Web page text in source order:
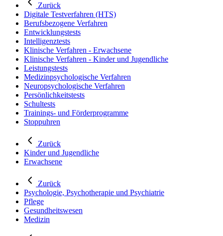
Zurück
Digitale Testverfahren (HTS)
Berufsbezogene Verfahren
Entwicklungstests
Intelligenztests
Klinische Verfahren - Erwachsene
Klinische Verfahren - Kinder und Jugendliche
Leistungstests
Medizinpsychologische Verfahren
Neuropsychologische Verfahren
Persönlichkeitstests
Schultests
Trainings- und Förderprogramme
Stoppuhren
Zurück
Kinder und Jugendliche
Erwachsene
Zurück
Psychologie, Psychotherapie und Psychiatrie
Pflege
Gesundheitswesen
Medizin